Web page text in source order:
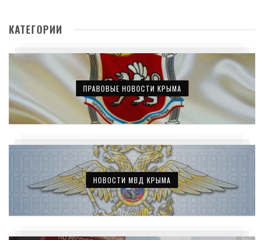
КАТЕГОРИИ
ПРАВОВЫЕ НОВОСТИ КРЫМА
НОВОСТИ МВД КРЫМА